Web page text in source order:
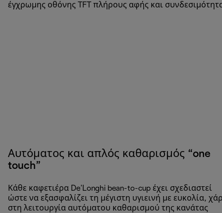
έγχρωμης οθόνης TFT πλήρους αφής και
Αυτόματος και απλός καθαρισμός “one
touch”
Κάθε καφετιέρα De’Longhi bean-to-cup έχει σχεδιαστεί
ώστε να εξασφαλίζει τη μέγιστη υγιεινή με ευκολία,
στη λειτουργία αυτόματου καθαρισμού της κανάτας